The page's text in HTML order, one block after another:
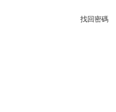
找回密碼